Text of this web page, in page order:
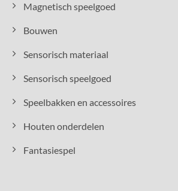
Magnetisch speelgoed
Bouwen
Sensorisch materiaal
Sensorisch speelgoed
Speelbakken en accessoires
Houten onderdelen
Fantasiespel